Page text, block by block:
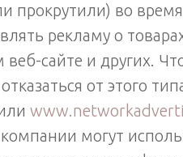
прокрутили) во
рекламу о
веб-сайте и других.
от этого
могут